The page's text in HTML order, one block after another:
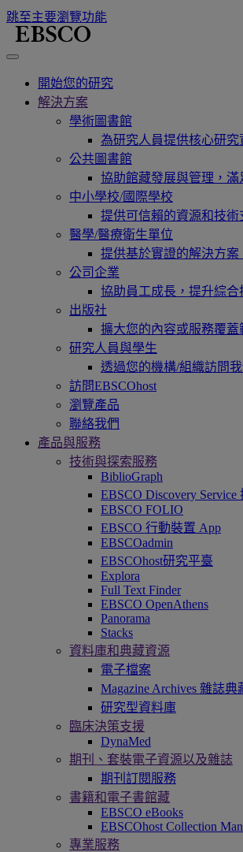
跳至主要瀏覽功能
開始您的研究
解決方案
學術圖書館
為研究人員提供核心研
公共圖書館
協助館藏發展與管理，
中小學校/國際學校
提供可信賴的資源和技
醫學/醫療衛生單位
提供基於實證的解決方
公司企業
協助員工成長，提升綜合
出版社
擴大您的內容或服務覆蓋
研究人員與學生
透過您的機構/組織訪問
訪問EBSCOhost
瀏覽產品
聯絡我們
產品與服務
技術與探索服務
BiblioGraph
EBSCO Discovery Service
EBSCO FOLIO
EBSCO 行動裝置 App
EBSCOadmin
EBSCOhost研究平臺
Explora
Full Text Finder
EBSCO OpenAthens
Panorama
Stacks
資料庫和典藏資源
電子檔案
Magazine Archives 雜誌典
研究型資料庫
臨床決策支援
DynaMed
期刊、套裝電子資源以及雜誌
期刊訂閱服務
書籍和電子書館藏
EBSCO eBooks
EBSCOhost Collection
專業服務